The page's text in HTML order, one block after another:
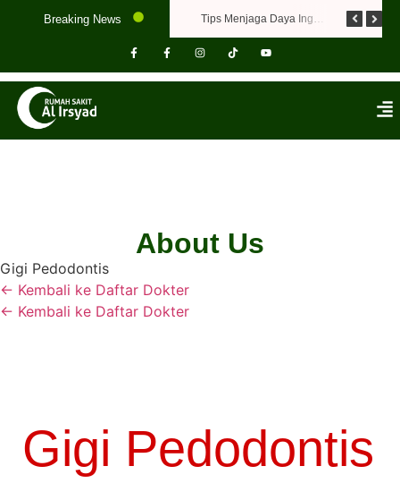
Breaking News Tips Menjaga Daya Ingat dan Kesehatan Otak
About Us
Gigi Pedodontis
← Kembali ke Daftar Dokter
← Kembali ke Daftar Dokter
Gigi Pedodontis